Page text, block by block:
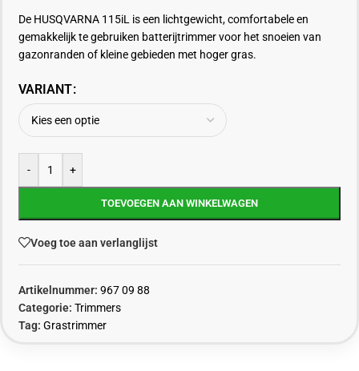
De HUSQVARNA 115iL is een lichtgewicht, comfortabele en
gemakkelijk te gebruiken batterijtrimmer voor het snoeien van
gazonranden of kleine gebieden met hoger gras.
VARIANT
- +
TOEVOEGEN AAN WINKELWAGEN
Voeg toe aan verlanglijst
Artikelnummer: 967 09 88
Categorie: Trimmers
Tag: Grastrimmer